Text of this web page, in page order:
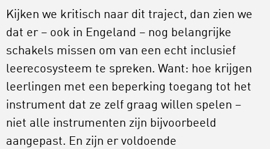
Kijken we kritisch naar dit traject, dan zien we
dat er – ook in Engeland – nog belangrijke
schakels missen om van een echt inclusief
leerecosysteem te spreken. Want: hoe krijgen
leerlingen met een beperking toegang tot het
instrument dat ze zelf graag willen spelen –
niet alle instrumenten zijn bijvoorbeeld
aangepast. En zijn er voldoende